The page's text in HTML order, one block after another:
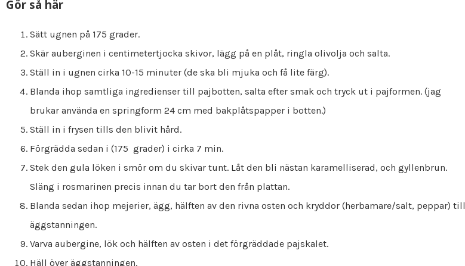
Gör så här
Sätt ugnen på 175 grader.
Skär auberginen i centimetertjocka skivor, lägg på en plåt, ringla olivolja och salta.
Ställ in i ugnen cirka 10-15 minuter (de ska bli mjuka och få lite färg).
Blanda ihop samtliga ingredienser till pajbotten, salta efter smak och tryck ut i pajformen. (jag
brukar använda en springform 24 cm med bakplåtspapper i botten.)
Ställ in i frysen tills den blivit hård.
Förgrädda sedan i (175 grader) i cirka 7 min.
Stek den gula löken i smör om du skivar tunt. Låt den bli nästan karamelliserad, och gyllenbrun.
Släng i rosmarinen precis innan du tar bort den från plattan.
Blanda sedan ihop mejerier, ägg, hälften av den rivna osten och kryddor (herbamare/salt, peppar) till
äggstanningen.
Varva aubergine, lök och hälften av osten i det förgräddade pajskalet.
Häll över äggstanningen.